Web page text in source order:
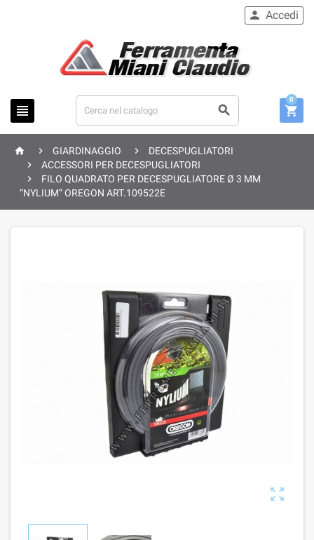
 
 Accedi

0
  GIARDINAGGIO 
DECESPUGLIATORI

ACCESSORI PER DECESPUGLIATORI

FILO QUADRATO PER DECESPUGLIATORE Ø 3 MM
“NYLIUM” OREGON ART.109522E
